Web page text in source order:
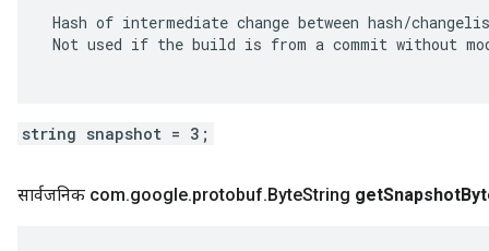
Hash of intermediate change between hash/
Not used if the build is from a commit without
string snapshot = 3;
सार्वजनिक com.google.protobuf.ByteString getSnapshot